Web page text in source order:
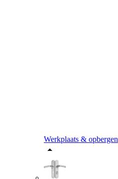
Werkplaats & opbergen